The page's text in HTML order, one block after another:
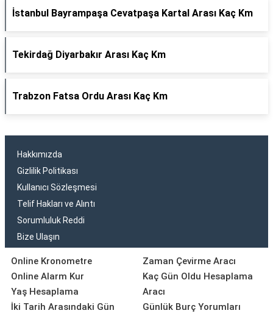
İstanbul Bayrampaşa Cevatpaşa Kartal Arası Kaç Km
Tekirdağ Diyarbakır Arası Kaç Km
Trabzon Fatsa Ordu Arası Kaç Km
Hakkımızda
Gizlilik Politikası
Kullanıcı Sözleşmesi
Telif Hakları ve Alıntı
Sorumluluk Reddi
Bize Ulaşın
Online Kronometre
Online Alarm Kur
Yaş Hesaplama
İki Tarih Arasındaki Gün
Zaman Çevirme Aracı
Kaç Gün Oldu Hesaplama
Aracı
Günlük Burç Yorumları